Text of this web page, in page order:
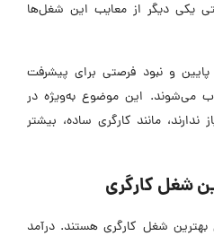
یکی دیگر از معایب این شغل‌ها
و نبود فرصتی برای پیشرفت
می‌شوند. این موضوع به‌ویژه در
مانند کارگری ساده، بیشتر
شغل کارگری
بهترین شغل کارگری هستند. درآمد